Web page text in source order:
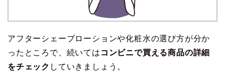
アフターシェーブローションや化粧水の選び方が分か
ったところで、続いては コンビニで買える商品の詳細
をチェック していきましょう。